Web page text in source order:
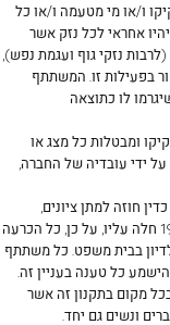
ו/או מי מטעמה ו/או כל
אחראי לכל נזק אשר
נזקי גוף ועגמת נפש),
בפעילות זו. המשתתף
לו כתוצאה
ומבטלות כל מצג או
ידי עובדיה של החברה,
חוזה למתן ציונים,
והוראת סעיף 33 לחוק החוזים (חלק כללי), התשל"ג-1973 חלה עליו, על כן, כל הכרעה
בבית משפט. כל משתתף
כל טענה בעניין זה.
בכל מקום בתקנון זה אשר
ונשים גם יחד.